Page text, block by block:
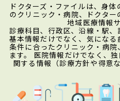
ドクターズ・ファイルは、身
のクリニック・病院、ドクタ
地域医療情報
診療科目、行政区、沿線・駅
基本情報だけでなく、気にな
条件に合ったクリニック・病
ます。 医院情報だけでなく、
関する情報（診療方針や得意